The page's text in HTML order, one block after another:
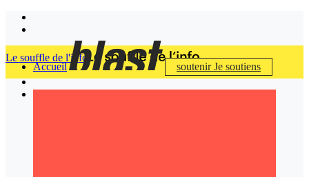
Accueil soutenirJe soutiens
Le souffle de l'info